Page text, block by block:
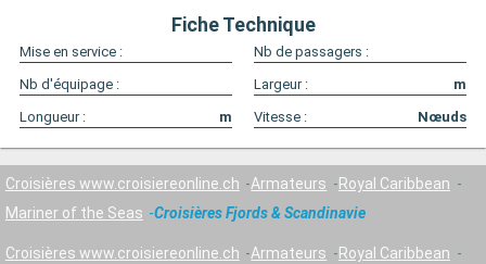
Fiche Technique
Mise en service :
Nb de passagers :
Nb d'équipage :
Largeur :
m
Longueur :
m Vitesse : Nœuds
Croisières www.croisiereonline.ch Armateurs
Royal Caribbean
Mariner of the Seas
Croisières Fjords & Scandinavie
Croisières www.croisiereonline.ch Armateurs
Royal Caribbean